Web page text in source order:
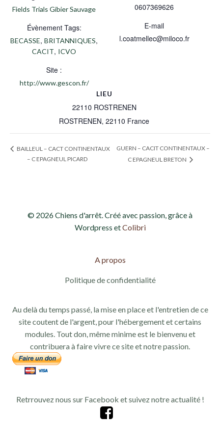
Fields Trials Gibier Sauvage
Évènement Tags:
BECASSE, BRITANNIQUES,
CACIT, ICVO
Site :
http://www.gescon.fr/
LIEU
22110 ROSTRENEN
ROSTRENEN, 22110 France
0607369626
E-mail
l.coatmellec@miloco.fr
BAILLEUL – CACT CONTINENTAUX
– C EPAGNEUL PICARD
GUERN – CACIT CONTINENTAUX –
C EPAGNEUL BRETON
© 2026 Chiens d'arrêt. Créé avec passion, grâce à
Wordpress etColibri
A propos
Politique de confidentialité
Au delà du temps passé, la mise en place et l'entretien de ce
site coutent de l'argent, pour l'hébergement et certains
modules. Tout don, même minime est le bienvenu et
contribuera à faire vivre ce site et notre passion.
Retrrouvez nous sur Facebook et suivez notre actualité !